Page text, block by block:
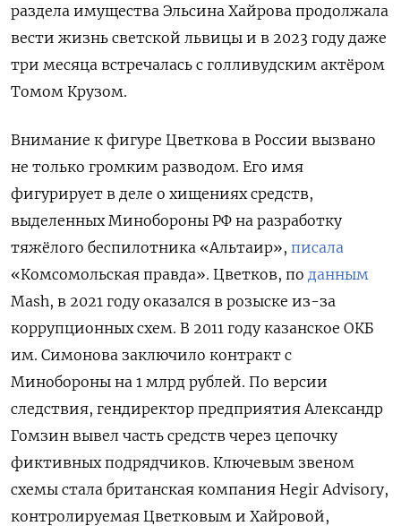
раздела имущества Эльсина Хайрова продолжала
вести жизнь светской львицы и в 2023 году даже
три месяца встречалась с голливудским актёром
Томом Крузом.
Внимание к фигуре Цветкова в России вызвано
не только громким разводом. Его имя
фигурирует в деле о хищениях средств,
выделенных Минобороны РФ на разработку
тяжёлого беспилотника «Альтаир», писала
«Комсомольская правда». Цветков, по данным
Mash, в 2021 году оказался в розыске из-за
коррупционных схем. В 2011 году казанское ОКБ
им. Симонова заключило контракт с
Минобороны на 1 млрд рублей. По версии
следствия, гендиректор предприятия Александр
Гомзин вывел часть средств через цепочку
фиктивных подрядчиков. Ключевым звеном
схемы стала британская компания Hegir Advisory,
контролируемая Цветковым и Хайровой,